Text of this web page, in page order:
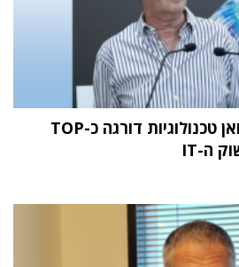
מחקר STKI השנתי: וואן טכנולוגיות דורגה כ-TOP